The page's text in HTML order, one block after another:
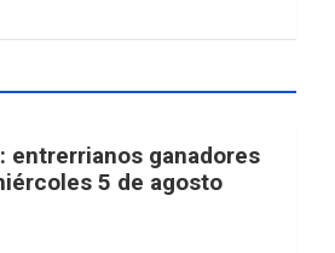
e
d
entrerrianos ganadores
5 de agosto